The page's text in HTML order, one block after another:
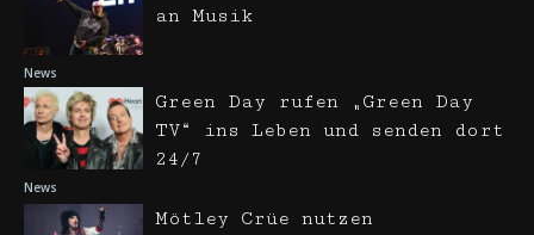
News
an Musik
News
Green Day rufen „Green Day
TV“ ins Leben und senden dort
24/7
Mötley Crüe nutzen